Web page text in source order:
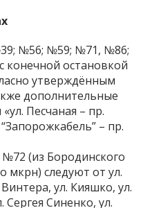
№56; №59; №71, №86;
остановкой
утверждённым
дополнительные
Песчаная – пр.
– пр.
(из Бородинского
мкрн) следуют от ул.
ул. Кияшко, ул.
Сергея Синенко, ул.